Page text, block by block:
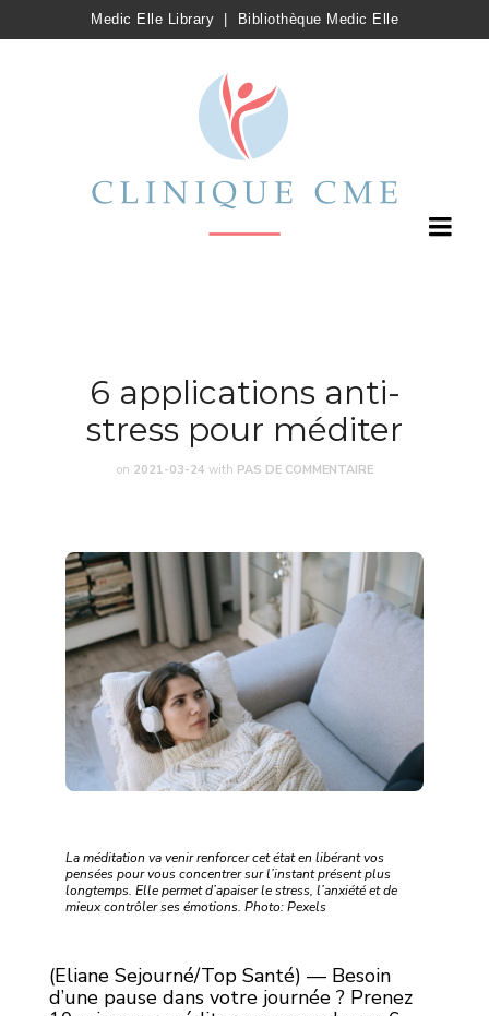
Medic Elle Library Bibliothèque Medic Elle
6 applications anti-
stress pour méditer
on 2021-03-24 with PAS DE COMMENTAIRE
La méditation va venir renforcer cet état en libérant vos
pensées pour vous concentrer sur l’instant présent plus
longtemps. Elle permet d’apaiser le stress, l’anxiété et de
mieux contrôler ses émotions. Photo: Pexels
(Eliane Sejourné/Top Santé) — Besoin
d’une pause dans votre journée ? Prenez